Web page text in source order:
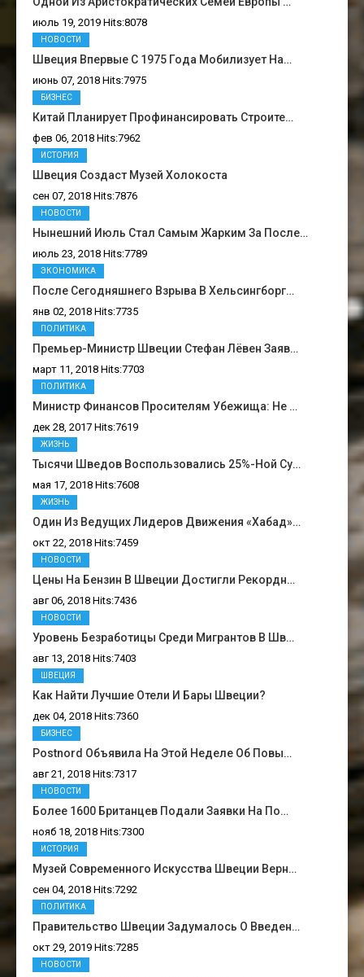
июль 19, 2019 Hits:8078
Швеция Впервые С 1975 Года Мобилизует На…
июнь 07, 2018 Hits:7975
НОВОСТИ
Китай Планирует Профинансировать Строите…
фев 06, 2018 Hits:7962
БИЗНЕС
Швеция Создаст Музей Холокоста
сен 07, 2018 Hits:7876
ИСТОРИЯ
Нынешний Июль Стал Самым Жарким За После…
июль 23, 2018 Hits:7789
НОВОСТИ
После Сегодняшнего Взрыва В Хельсингборг…
янв 02, 2018 Hits:7735
ЭКОНОМИКА
Премьер-Министр Швеции Стефан Лёвен Заяв…
март 11, 2018 Hits:7703
ПОЛИТИКА
Министр Финансов Просителям Убежища: Не …
дек 28, 2017 Hits:7619
ПОЛИТИКА
Тысячи Шведов Воспользовались 25%-Ной Су…
мая 17, 2018 Hits:7608
ЖИЗНЬ
Один Из Ведущих Лидеров Движения «Хабад»…
окт 22, 2018 Hits:7459
ЖИЗНЬ
Цены На Бензин В Швеции Достигли Рекордн…
авг 06, 2018 Hits:7436
НОВОСТИ
Уровень Безработицы Среди Мигрантов В Шв…
авг 13, 2018 Hits:7403
НОВОСТИ
Как Найти Лучшие Отели И Бары Швеции?
дек 04, 2018 Hits:7360
ШВЕЦИЯ
Postnord Объявила На Этой Неделе Об Повы…
авг 21, 2018 Hits:7317
БИЗНЕС
Более 1600 Британцев Подали Заявки На По…
нояб 18, 2018 Hits:7300
НОВОСТИ
Музей Современного Искусства Швеции Верн…
сен 04, 2018 Hits:7292
ИСТОРИЯ
Правительство Швеции Задумалось О Введен…
окт 29, 2019 Hits:7285
ПОЛИТИКА
НОВОСТИ